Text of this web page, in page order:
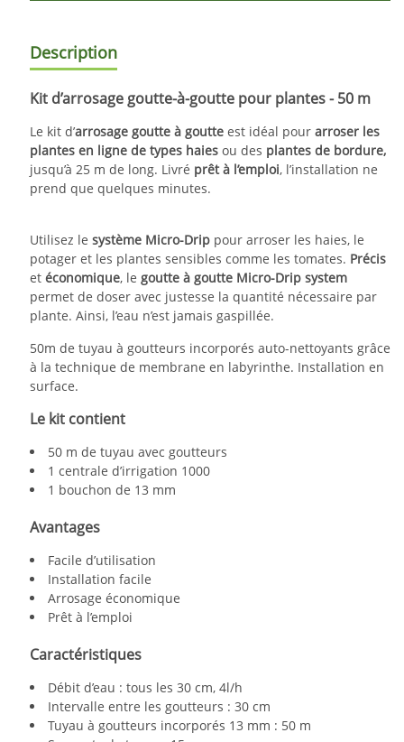
Description
Kit d’arrosage goutte-à-goutte pour plantes - 50 m
Le kit d’arrosage goutte à goutte est idéal pour arroser les
plantes en ligne de types haies ou des plantes de bordure,
jusqu’à 25 m de long. Livré prêt à l’emploi, l’installation ne
prend que quelques minutes.
Utilisez le système Micro-Drip pour arroser les haies, le
potager et les plantes sensibles comme les tomates. Précis
et économique, le goutte à goutte Micro-Drip system
permet de doser avec justesse la quantité nécessaire par
plante. Ainsi, l’eau n’est jamais gaspillée.
50m de tuyau à goutteurs incorporés auto-nettoyants grâce
à la technique de membrane en labyrinthe. Installation en
surface.
Le kit contient
50 m de tuyau avec goutteurs
1 centrale d’irrigation 1000
1 bouchon de 13 mm
Avantages
Facile d’utilisation
Installation facile
Arrosage économique
Prêt à l’emploi
Caractéristiques
Débit d’eau : tous les 30 cm, 4l/h
Intervalle entre les goutteurs : 30 cm
Tuyau à goutteurs incorporés 13 mm : 50 m